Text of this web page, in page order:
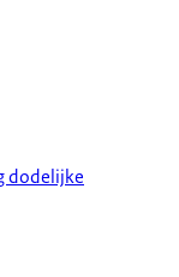
dodelijke